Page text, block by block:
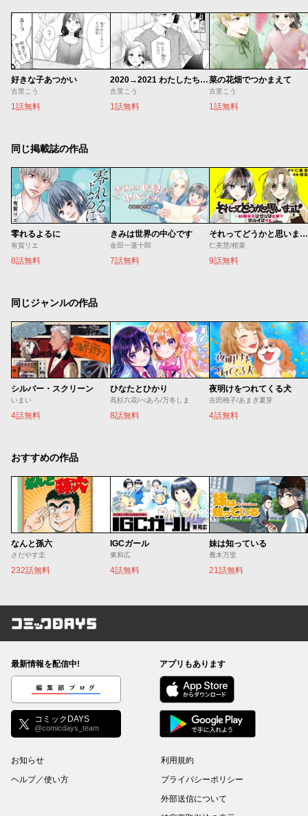
好きな子あつかい
古里こう
1話無料
2020→2021 わたしたちのスクールラブ #4 古里こう
古里こう
1話無料
菜の花畑でつかまえて
古里こう
1話無料
同じ掲載誌の作品
零れるよるに
有賀リエ
8話無料
きみは世界の中心です
金田一蓮十郎
7話無料
それってどうかと思います！～転職女子、ブラック企業でサバイブする。～
仁美慧/柑菜
9話無料
同じジャンルの作品
シルバー・スクリーン
いまい
4話無料
ひなたとひかり
高杉六花/べあろ/万冬しま
8話無料
夜明けをつれてくる犬
吉田桃子/あまぎ夏芽
4話無料
おすすめの作品
なんと孫六
さだやす圭
232話無料
IGCガール
東和広
4話無料
妹は知っている
雁木万里
21話無料
コミックDAYS
最新情報を配信中!
編集部ブログ
コミックDAYS
@comicdays_team
アプリもあります
お知らせ
ヘルプ／使い方
利用規約
プライバシーポリシー
外部送信について